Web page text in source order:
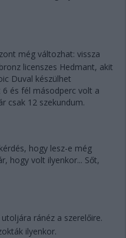
még változhat: vissza
licenszes Hedmant, akit
Duval készülhet
és fél másodperc volt a
csak 12 szekundum.
hogy lesz-e még
hogy volt ilyenkor... Sőt,
ránéz a szerelőire.
ilyenkor.